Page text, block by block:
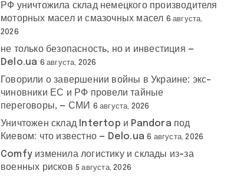
РФ уничтожила склад немецкого производителя
моторных масел и смазочных масел 6 августа,
2026
не только безопасность, но и инвестиция —
Delo.ua 6 августа, 2026
Говорили о завершении войны в Украине: экс-
чиновники ЕС и РФ провели тайные
переговоры, — СМИ
6 августа, 2026
Уничтожен склад Intertop и Pandora под
Киевом: что известно — Delo.ua 6 августа, 2026
Comfy изменила логистику и склады из-за
военных рисков 5 августа, 2026